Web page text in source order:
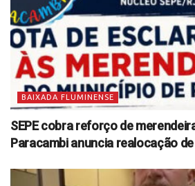
BAIXADA FLUMINENSE
SEPE cobra reforço de
Paracambi anuncia realocação